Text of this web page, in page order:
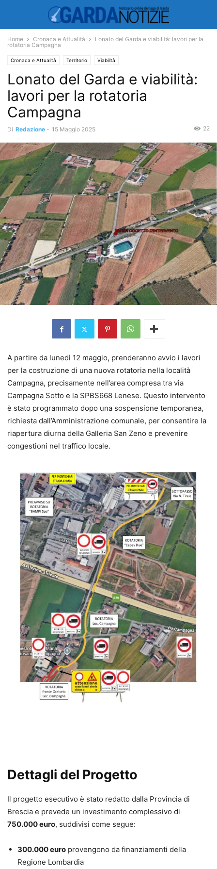
Home Cronaca e Attualità
Lonato del Garda e viabilità: lavori per la
rotatoria Campagna
Cronaca e Attualità Territorio Viabilità
Lonato del Garda e viabilità:
lavori per la rotatoria
Campagna
Di Redazione - 15 Maggio 2025 22
A partire da lunedì 12 maggio, prenderanno avvio i lavori
per la costruzione di una nuova rotatoria nella località
Campagna, precisamente nell’area compresa tra via
Campagna Sotto e la SPBS668 Lenese. Questo intervento
è stato programmato dopo una sospensione temporanea,
richiesta dall’Amministrazione comunale, per consentire la
riapertura diurna della Galleria San Zeno e prevenire
congestioni nel traffico locale.
Dettagli del Progetto
Il progetto esecutivo è stato redatto dalla Provincia di
Brescia e prevede un investimento complessivo di
750.000 euro, suddivisi come segue:
300.000 euro provengono da finanziamenti della
Regione Lombardia